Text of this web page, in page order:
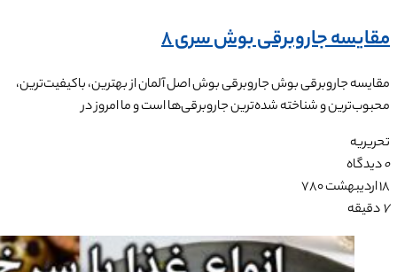
مقایسه جاروبرقی بوش سری 8
مقایسه جاروبرقی بوش جاروبرقی بوش اصل آلمان از بهترین، باکیفیت‌ترین،
محبوب‌ترین و شناخته شده‌ترین جاروبرقی‌ها است و ما امروز در
تحریریه
0دیدگاه
۱۸ اردیبهشت ۷۸۰
7دقیقه